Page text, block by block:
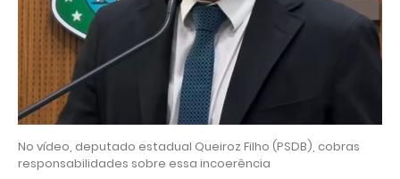
No vídeo, deputado estadual Queiroz Filho (PSDB), cobras
responsabilidades sobre essa incoerência